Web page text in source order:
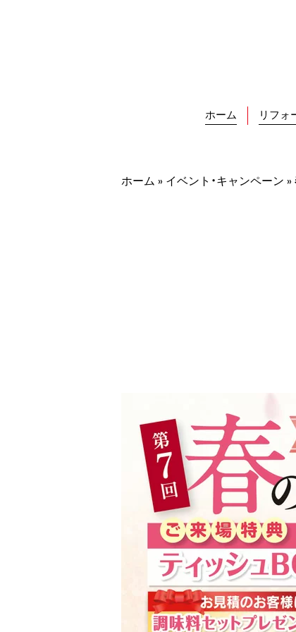
ホーム リフォ
ホーム » イベント・キャンペーン »